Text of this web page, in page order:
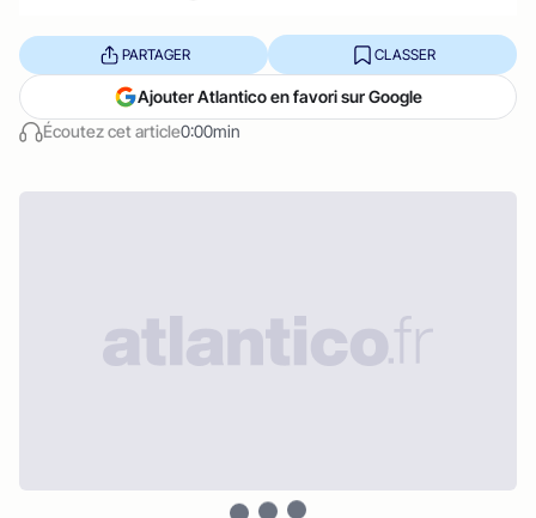
Écoutez cet article0:00min
PARTAGER CLASSER
Ajouter Atlantico en favori sur Google